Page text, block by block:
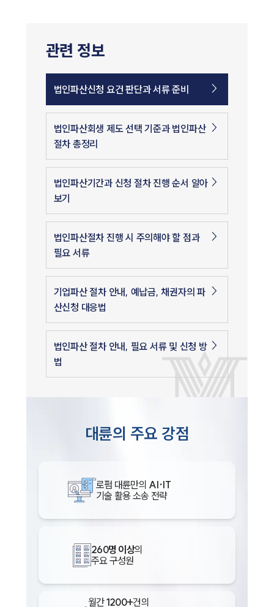
관련 정보
법인파산신청 요건 판단과 서류 준비
법인파산회생 제도 선택 기준과 법인파산
절차 총정리
법인파산기간과 신청 절차 진행 순서 알아
보기
법인파산절차 진행 시 주의해야 할 점과
필요 서류
기업파산 절차 안내, 예납금, 채권자의 파
산신청 대응법
법인파산 절차 안내, 필요 서류 및 신청 방
법
대륜의 주요 강점
로펌 대륜만의 AI·IT
기술 활용 소송 전략
260명 이상의
주요 구성원
월간1200+건의